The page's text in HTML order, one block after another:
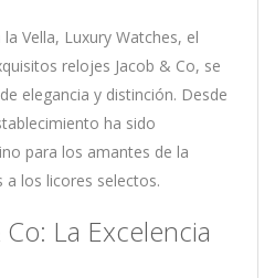
Vella, Luxury Watches, el
relojes Jacob & Co, se
elegancia y distinción. Desde
ha sido
para los amantes de la
los licores selectos.
La Excelencia